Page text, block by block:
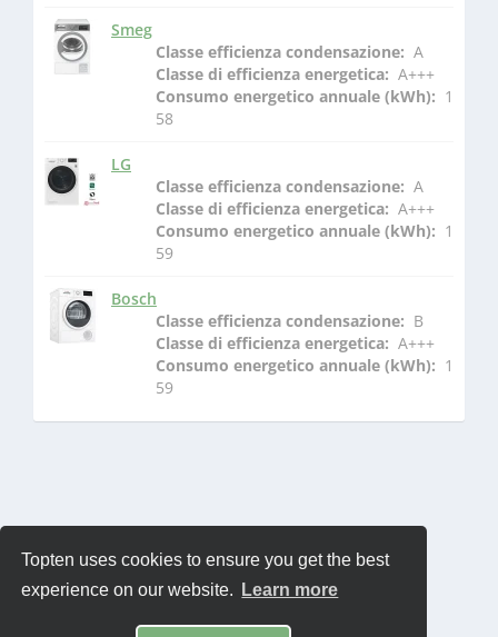
Topten uses cookies to ensure you get the best
experience on our website.
Learn more
Smeg
Classe efficienza condensazione: A
Classe di efficienza energetica: A+++
Consumo energetico annuale (kWh): 1
58
LG
Classe efficienza condensazione: A
Classe di efficienza energetica: A+++
Consumo energetico annuale (kWh): 1
59
Bosch
Classe efficienza condensazione: B
Classe di efficienza energetica: A+++
Consumo energetico annuale (kWh): 1
59